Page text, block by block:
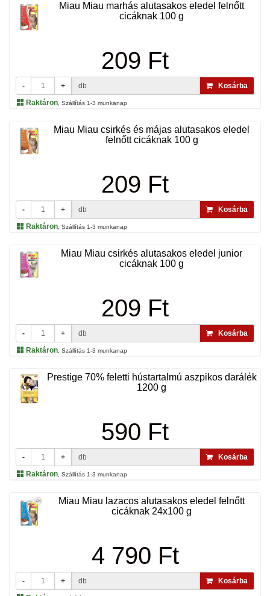
Miau Miau marhás alutasakos eledel felnőtt
cicáknak 100 g
209 Ft
- + db
Kosárba
Raktáron , Szállítás 1-3 munkanap
Miau Miau csirkés és májas alutasakos eledel
felnőtt cicáknak 100 g
209 Ft
- + db
Kosárba
Raktáron , Szállítás 1-3 munkanap
Miau Miau csirkés alutasakos eledel junior
cicáknak 100 g
209 Ft
- + db
Kosárba
Raktáron , Szállítás 1-3 munkanap
Prestige 70% feletti hústartalmú aszpikos darálék
1200 g
590 Ft
- + db
Kosárba
Raktáron , Szállítás 1-3 munkanap
Miau Miau lazacos alutasakos eledel felnőtt
cicáknak 24x100 g
4 790 Ft
- + db
Kosárba